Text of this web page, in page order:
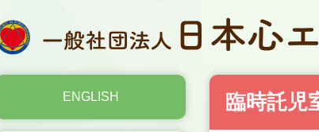
ENGLISH 臨時託児